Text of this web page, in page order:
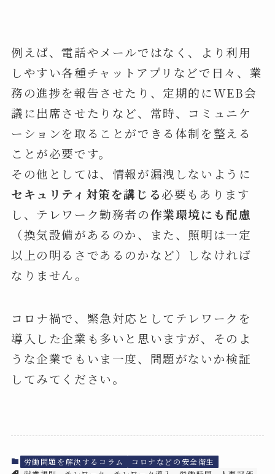
例えば、電話やメールではなく、より利用
しやすい各種チャットアプリなどで日々、業
務の進捗を報告させたり、定期的にWEB会
議に出席させたりなど、常時、コミュニケ
ーションを取ることができる体制を整える
ことが必要です。
その他としては、情報が漏洩しないように
セキュリティ対策を講じる必要もあります
し、テレワーク勤務者の作業環境にも配慮
（換気設備があるのか、また、照明は一定
以上の明るさであるのかなど）しなければ
なりません。
コロナ禍で、緊急対応としてテレワークを
導入した企業も多いと思いますが、そのよ
うな企業でもいま一度、問題がないか検証
してみてください。
労働問題を解決するコラム
コロナなどの安全衛生